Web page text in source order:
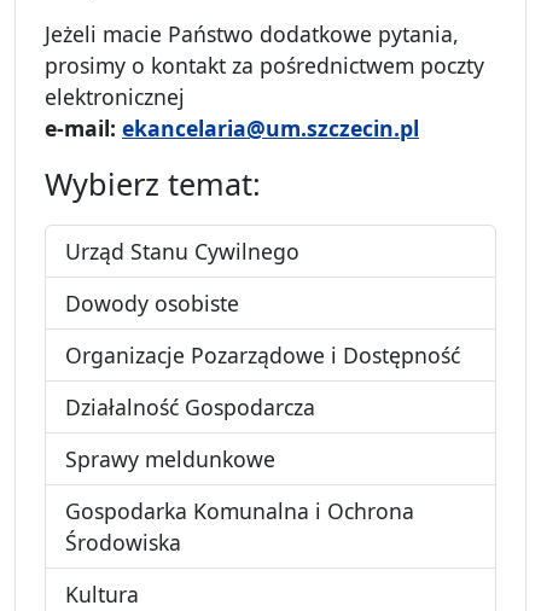
Jeżeli macie Państwo dodatkowe pytania,
prosimy o kontakt za pośrednictwem poczty
elektronicznej
e-mail: ekancelaria@um.szczecin.pl
Wybierz temat:
Urząd Stanu Cywilnego
Dowody osobiste
Organizacje Pozarządowe i Dostępność
Działalność Gospodarcza
Sprawy meldunkowe
Gospodarka Komunalna i Ochrona
Środowiska
Kultura